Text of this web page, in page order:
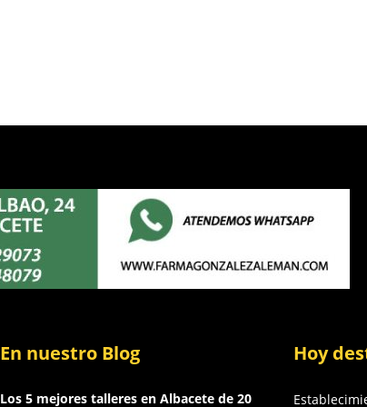
En nuestro Blog
Los 5 mejores talleres en Albacete de 20
Hoy